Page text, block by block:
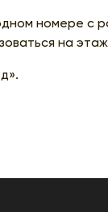
номере с
на